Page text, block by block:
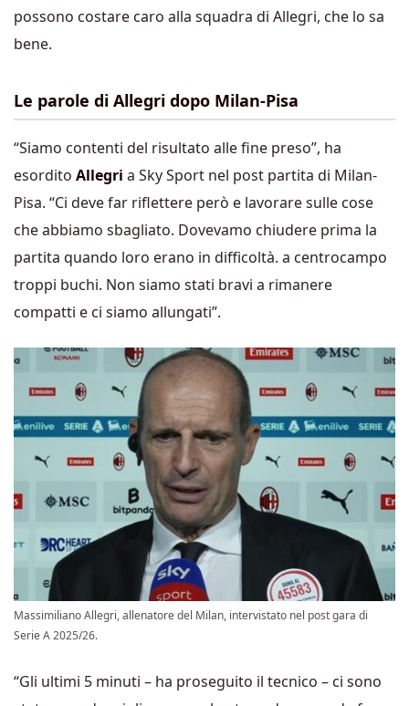
possono costare caro alla squadra di Allegri, che lo sa
bene.
Le parole di Allegri dopo Milan-Pisa
“Siamo contenti del risultato alle fine preso”, ha
esordito Allegri a Sky Sport nel post partita di Milan-
Pisa. “Ci deve far riflettere però e lavorare sulle cose
che abbiamo sbagliato. Dovevamo chiudere prima la
partita quando loro erano in difficoltà. a centrocampo
troppi buchi. Non siamo stati bravi a rimanere
compatti e ci siamo allungati”.
Massimiliano Allegri, allenatore del Milan, intervistato nel post gara di
Serie A 2025/26.
“Gli ultimi 5 minuti – ha proseguito il tecnico – ci sono